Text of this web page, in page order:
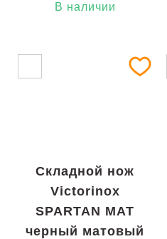
В наличии
Складной нож
Victorinox
SPARTAN MAT
черный матовый